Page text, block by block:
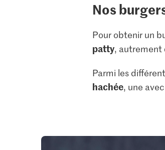
Nos
Pour obtenir un
patty, autrement
Parmi les
hachée, une